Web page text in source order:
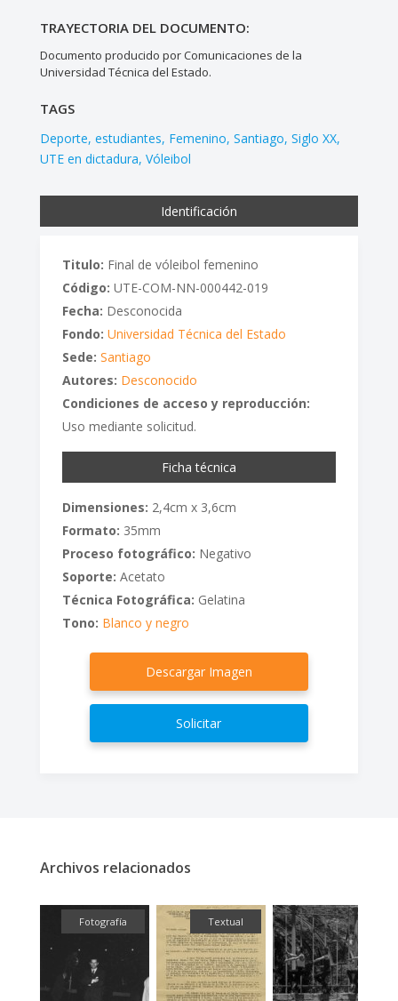
TRAYECTORIA DEL DOCUMENTO:
Documento producido por Comunicaciones de la
Universidad Técnica del Estado.
TAGS
Deporte estudiantes Femenino Santiago Siglo XX
UTE en dictadura Vóleibol
Identificación
Titulo: Final de vóleibol femenino
Código: UTE-COM-NN-000442-019
Fecha: Desconocida
Fondo: Universidad Técnica del Estado
Sede: Santiago
Autores: Desconocido
Condiciones de acceso y reproducción:
Uso mediante solicitud.
Ficha técnica
Dimensiones: 2,4cm x 3,6cm
Formato: 35mm
Proceso fotográfico: Negativo
Soporte: Acetato
Técnica Fotográfica: Gelatina
Tono: Blanco y negro
Descargar Imagen
Solicitar
Archivos relacionados
Fotografía Textual